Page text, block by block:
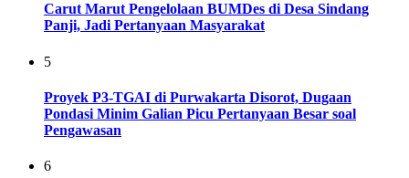
Carut Marut Pengelolaan BUMDes di Desa Sindang
Panji, Jadi Pertanyaan Masyarakat
5
Proyek P3-TGAI di Purwakarta Disorot, Dugaan
Pondasi Minim Galian Picu Pertanyaan Besar soal
Pengawasan
6